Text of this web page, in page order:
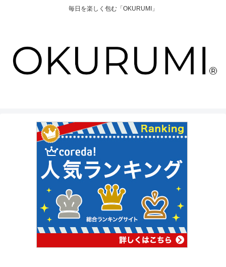
毎日を楽しく包む「OKURUMI」